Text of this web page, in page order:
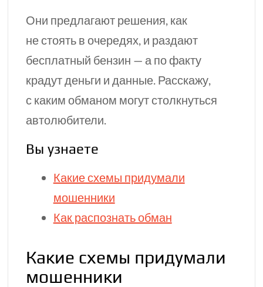
Они предлагают решения, как
не стоять в очередях, и раздают
бесплатный бензин — а по факту
крадут деньги и данные. Расскажу,
с каким обманом могут столкнуться
автолюбители.
Вы узнаете
Какие схемы придумали
мошенники
Как распознать обман
Какие схемы придумали
мошенники